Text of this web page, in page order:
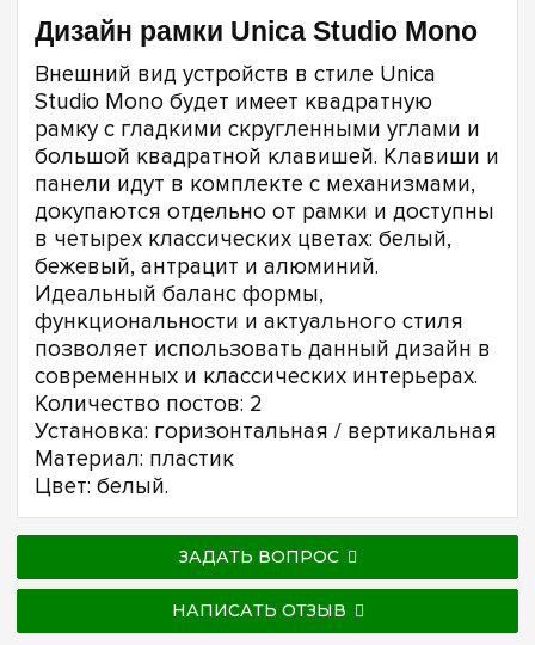
Дизайн рамки Unica Studio Mono
Внешний вид устройств в стиле Unica
Studio Mono будет имеет квадратную
рамку с гладкими скругленными углами и
большой квадратной клавишей. Клавиши и
панели идут в комплекте с механизмами,
докупаются отдельно от рамки и доступны
в четырех классических цветах: белый,
бежевый, антрацит и алюминий.
Идеальный баланс формы,
функциональности и актуального стиля
позволяет использовать данный дизайн в
современных и классических интерьерах.
Количество постов: 2
Установка: горизонтальная / вертикальная
Материал: пластик
Цвет: белый.
ЗАДАТЬ ВОПРОС
НАПИСАТЬ ОТЗЫВ